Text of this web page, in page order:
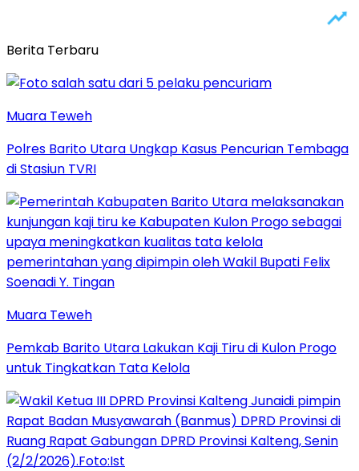
Berita Terbaru
Muara Teweh
Polres Barito Utara Ungkap Kasus Pencurian Tembaga
di Stasiun TVRI
Muara Teweh
Pemkab Barito Utara Lakukan Kaji Tiru di Kulon Progo
untuk Tingkatkan Tata Kelola